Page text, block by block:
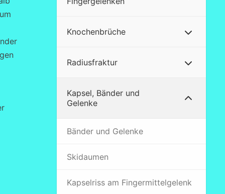
Knochenbrüche
Radiusfraktur
Kapsel, Bänder und
Gelenke
Bänder und Gelenke
Skidaumen
Kapselriss am Fingermittelgelenk